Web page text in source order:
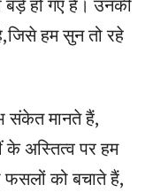
बड़े हो गए हैं। उनकी
हम सुन तो रहे
संकेत मानते हैं,
के अस्तित्व पर हम
फसलों को बचाते हैं,